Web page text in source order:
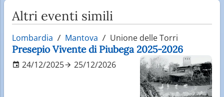
Altri eventi simili
Lombardia Mantova Unione delle Torri
Presepio Vivente di Piubega 2025-2026
24/12/2025 25/12/2026